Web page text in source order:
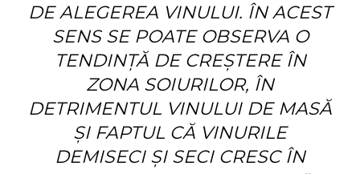
DE ALEGEREA VINULUI. ÎN ACEST
SENS SE POATE OBSERVA O
TENDINȚĂ DE CREȘTERE ÎN
ZONA SOIURILOR, ÎN
DETRIMENTUL VINULUI DE MASĂ
ȘI FAPTUL CĂ VINURILE
DEMISECI ȘI SECI CRESC ÎN